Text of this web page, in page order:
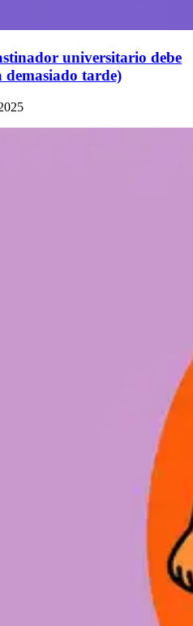
universitario debe
demasiado tarde)